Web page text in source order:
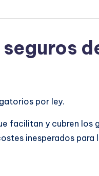
por ley.
facilitan y cubren los
inesperados para